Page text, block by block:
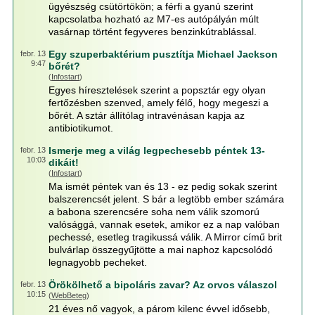
ügyészség csütörtökön; a férfi a gyanú szerint
kapcsolatba hozható az M7-es autópályán múlt
vasárnap történt fegyveres benzinkútrablással.
febr. 13
9:47
Egy szuperbaktérium pusztítja Michael Jackson
bőrét?
(Infostart)
Egyes híresztelések szerint a popsztár egy olyan
fertőzésben szenved, amely félő, hogy megeszi a
bőrét. A sztár állítólag intravénásan kapja az
antibiotikumot.
febr. 13
10:03
Ismerje meg a világ legpechesebb péntek 13-
dikáit!
(Infostart)
Ma ismét péntek van és 13 - ez pedig sokak szerint
balszerencsét jelent. S bár a legtöbb ember számára
a babona szerencsére soha nem válik szomorú
valósággá, vannak esetek, amikor ez a nap valóban
pechessé, esetleg tragikussá válik. A Mirror című brit
bulvárlap összegyűjtötte a mai naphoz kapcsolódó
legnagyobb pecheket.
febr. 13
10:15
Örökölhető a bipoláris zavar? Az orvos válaszol
(WebBeteg)
21 éves nő vagyok, a párom kilenc évvel idősebb,